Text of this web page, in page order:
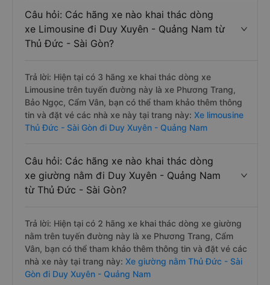
Câu hỏi: Các hãng xe nào khai thác dòng
xe Limousine đi Duy Xuyên - Quảng Nam từ
Thủ Đức - Sài Gòn?
Trả lời: Hiện tại có 3 hãng xe khai thác dòng xe
Limousine trên tuyến đường này là xe Phương Trang,
Bảo Ngọc, Cẩm Vân, bạn có thể tham khảo thêm thông
tin và đặt vé các nhà xe này tại trang này: Xe limousine
Thủ Đức - Sài Gòn đi Duy Xuyên - Quảng Nam
Câu hỏi: Các hãng xe nào khai thác dòng
xe giường nằm đi Duy Xuyên - Quảng Nam
từ Thủ Đức - Sài Gòn?
Trả lời: Hiện tại có 2 hãng xe khai thác dòng xe giường
nằm trên tuyến đường này là xe Phương Trang, Cẩm
Vân, bạn có thể tham khảo thêm thông tin và đặt vé các
nhà xe này tại trang này: Xe giường nằm Thủ Đức - Sài
Gòn đi Duy Xuyên - Quảng Nam